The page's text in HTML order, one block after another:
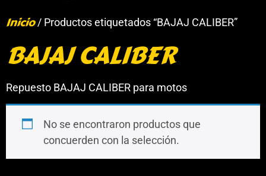
Inicio/ Productos etiquetados “BAJAJ CALIBER”
BAJAJ CALIBER
Repuesto BAJAJ CALIBER para motos
No se encontraron productos que
concuerden con la selección.